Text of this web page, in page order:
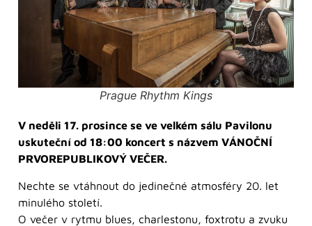
Prague Rhythm Kings
V neděli 17. prosince se ve velkém sálu Pavilonu
uskuteční od 18:00 koncert s názvem VÁNOČNÍ
PRVOREPUBLIKOVÝ VEČER.
Nechte se vtáhnout do jedinečné atmosféry 20. let
minulého století.
O večer v rytmu blues, charlestonu, foxtrotu a zvuku